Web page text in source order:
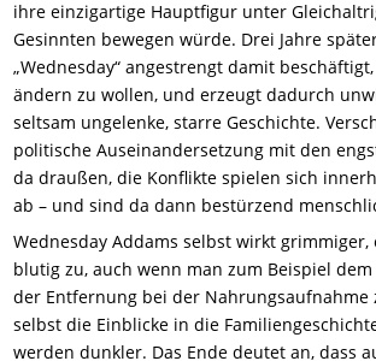
ihre einzigartige Hauptfigur unter
Gesinnten bewegen würde. Drei Jahre
„Wednesday“ angestrengt damit
ändern zu wollen, und erzeugt dadurch
seltsam ungelenke, starre Geschichte.
politische Auseinandersetzung mit den
da draußen, die Konflikte spielen sich
ab – und sind da dann bestürzend
Wednesday Addams selbst wirkt
blutig zu, auch wenn man zum Beispiel
der Entfernung bei der Nahrungsaufnahme
selbst die Einblicke in die
werden dunkler. Das Ende deutet an, dass